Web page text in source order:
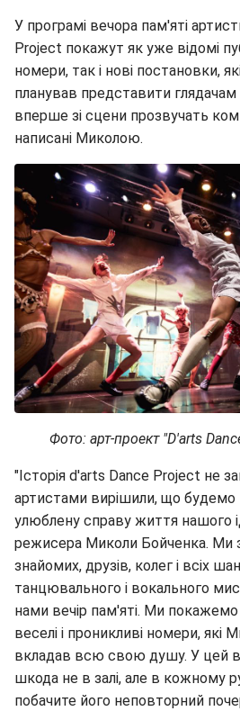
У програмі вечора пам'яті
Project покажут як уже відомі
номери, так і нові постановки,
планував представити глядачам
вперше зі сцени прозвучать
написані Миколою.
Фото: арт-проект "D'arts
"Історія d'arts Dance Project не
артистами вирішили, що
улюблену справу життя нашого
режисера Миколи Бойченка. Ми
знайомих, друзів, колег і всіх
танцювального і вокального
нами вечір пам'яті. Ми покажемо
веселі і проникливі номери, які
вкладав всю свою душу. У цей
шкода не в залі, але в кожному
побачите його неповторний